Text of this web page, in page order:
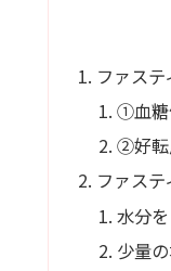
ファス
①血糖
②好転
ファス
水分
少量